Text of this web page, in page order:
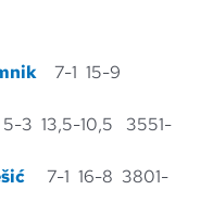
7-1 15-9
3 13,5-10,5 3551-
7-1 16-8 3801-